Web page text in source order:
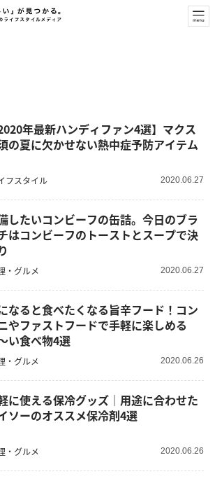
2020年最新ハンディファン4選】マクス
の夏に欠かせない熱中症予防アイテム
フスタイル 2020.06.27
したいコンビーフの缶詰。今日のブラ
はコンビーフのトーストとスープで決
・グルメ 2020.06.27
なると食べたくなる旨辛フード！コン
やファストフードで手軽に楽しめる
い食べ物4選
・グルメ 2020.06.26
に使える保冷グッズ｜用途に合わせた
ソーのオススメ保冷剤4選
・グルメ 2020.06.26